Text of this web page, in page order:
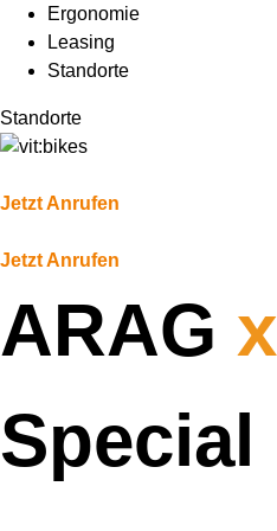
Ergonomie
Leasing
Standorte
Standorte
Jetzt Anrufen
Jetzt Anrufen
ARAG x
Special